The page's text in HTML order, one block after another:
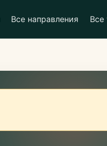
Все направления Все